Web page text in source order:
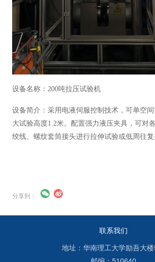
设备名称：200吨拉压试验机
设备简介：采用电液伺服控制技术，可单空
大试验高度1.2米。配置强力液压夹具，可对
绞线、螺纹套筒接头进行拉伸试验或低周往复
分享到：
联系我们
地址：华南理工大学励吾大